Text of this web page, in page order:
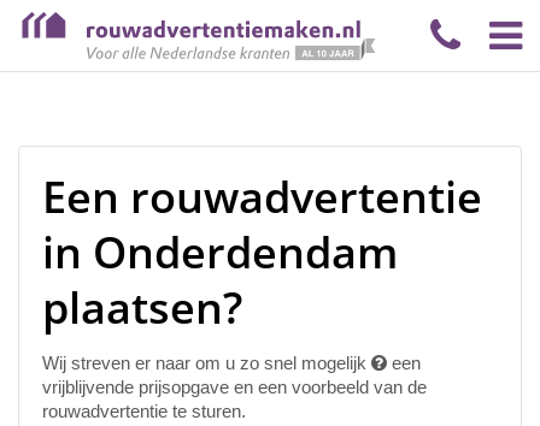
Een rouwadvertentie
in Onderdendam
plaatsen?
Wij streven er naar om u zo snel mogelijk
een
vrijblijvende prijsopgave en een voorbeeld van de
rouwadvertentie te sturen.